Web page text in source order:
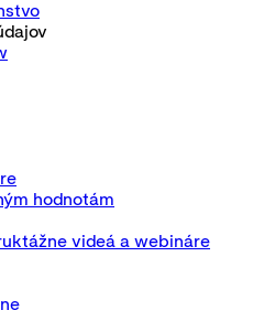
hodnotám
videá a webináre